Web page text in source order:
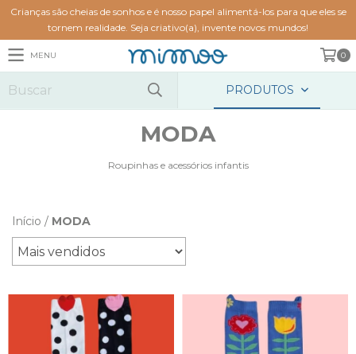
Crianças são cheias de sonhos e é nosso papel alimentá-los para que eles se
tornem realidade. Seja criativo(a), invente novos mundos!
MENU 0
PRODUTOS
MODA
Roupinhas e acessórios infantis
Início / MODA